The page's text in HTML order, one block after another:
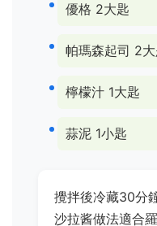
優格 2大匙
帕瑪森起司 2
檸檬汁 1大匙
蒜泥 1小匙
攪拌後冷藏30分
沙拉酱做法適合